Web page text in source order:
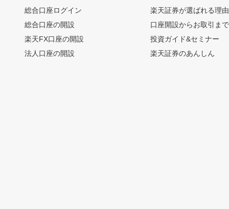
総合口座ログイン
総合口座の開設
楽天FX口座の開設
法人口座の開設
楽天証券が選ばれる理由
口座開設からお取引ま
投資ガイド&セミナー
楽天証券のあんしん